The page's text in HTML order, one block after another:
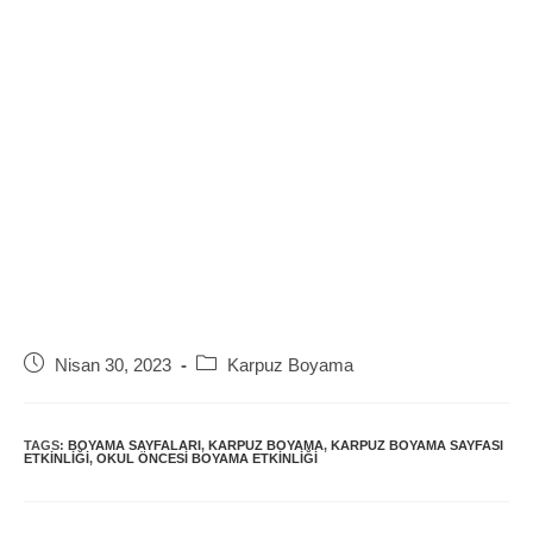
Post Nisan 30, 2023
Post Karpuz Boyama
TAGS: BOYAMA SAYFALARI , KARPUZ BOYAMA, KARPUZ BOYAMA SAYFASI
ETKINLIĞI , OKUL ÖNCESI BOYAMA ETKINLIĞI